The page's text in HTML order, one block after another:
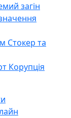
загін
Стокер та
Корупція